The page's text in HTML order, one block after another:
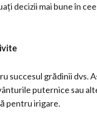
decizii mai bune în
succesul grădinii dvs.
puternice sau
pentru irigare.